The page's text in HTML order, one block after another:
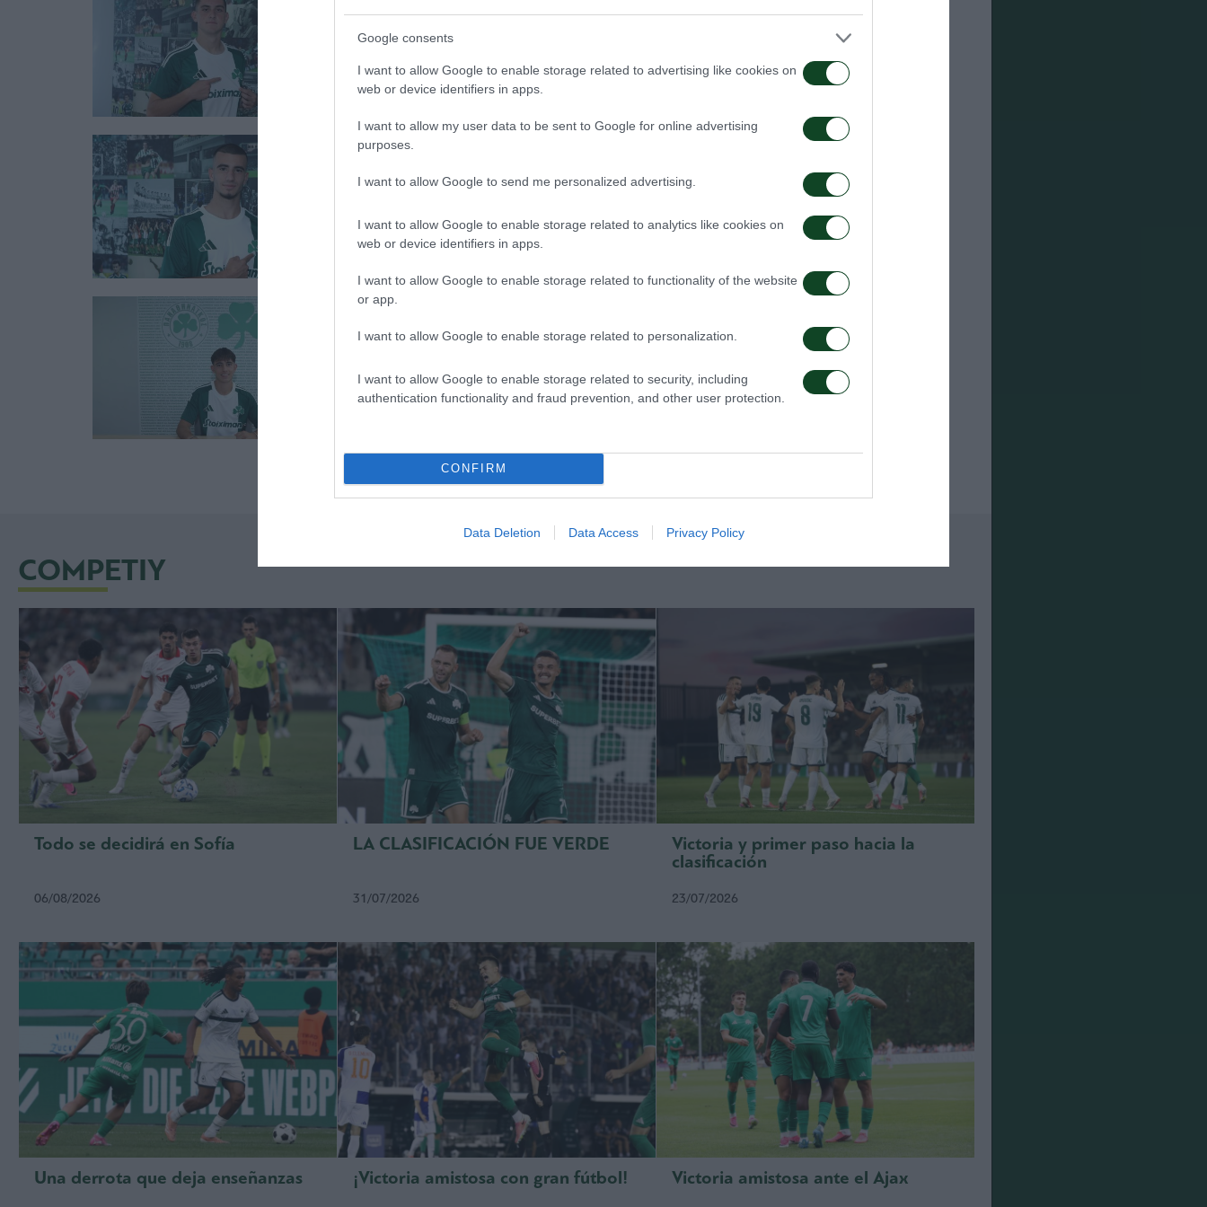
Google consents
I want to allow Google to enable storage related to advertising like cookies on
web or device identifiers in apps.
I want to allow my user data to be sent to Google for online advertising
purposes.
I want to allow Google to send me personalized advertising.
I want to allow Google to enable storage related to analytics like cookies on
web or device identifiers in apps.
I want to allow Google to enable storage related to functionality of the website
or app.
I want to allow Google to enable storage related to personalization.
I want to allow Google to enable storage related to security, including
authentication functionality and fraud prevention, and other user protection.
CONFIRM
Data Deletion Data Access Privacy Policy
COMPETIY
Todo se decidirá en Sofía
06/08/2026
LA CLASIFICACIÓN FUE VERDE
31/07/2026
Victoria y primer paso hacia la
clasificación
23/07/2026
Una derrota que deja enseñanzas ¡Victoria amistosa con gran fútbol! Victoria amistosa ante el Ajax